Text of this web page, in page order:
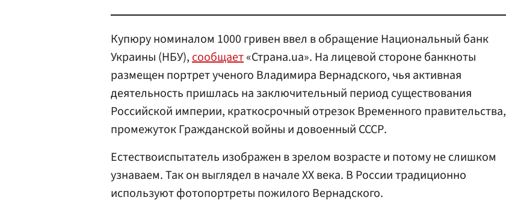
Купюру номиналом 1000 гривен ввел в обращение Национальный банк
Украины (НБУ),сообщает«Страна.ua». На лицевой стороне банкноты
размещен портрет ученого Владимира Вернадского, чья активная
деятельность пришлась на заключительный период существования
Российской империи, краткосрочный отрезок Временного правительства,
промежуток Гражданской войны и довоенный СССР.
Естествоиспытатель изображен в зрелом возрасте и потому не слишком
узнаваем. Так он выглядел в начале XX века. В России традиционно
используют фотопортреты пожилого Вернадского.